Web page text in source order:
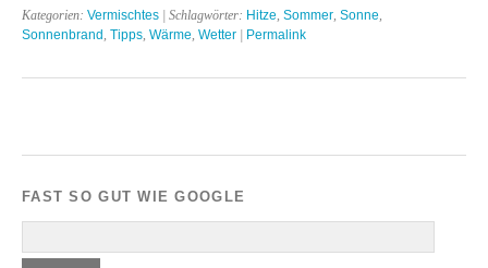
Kategorien: Vermischtes | Schlagwörter: Hitze Sommer Sonne
Sonnenbrand Tipps Wärme Wetter | Permalink
FAST SO GUT WIE GOOGLE